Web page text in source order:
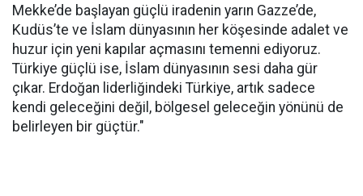
Mekke’de başlayan güçlü iradenin yarın Gazze’de,
Kudüs’te ve İslam dünyasının her köşesinde adalet ve
huzur için yeni kapılar açmasını temenni ediyoruz.
Türkiye güçlü ise, İslam dünyasının sesi daha gür
çıkar. Erdoğan liderliğindeki Türkiye, artık sadece
kendi geleceğini değil, bölgesel geleceğin yönünü de
belirleyen bir güçtür."